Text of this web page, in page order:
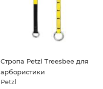
Стропа Petzl Treesbee для
арбористики
Petzl